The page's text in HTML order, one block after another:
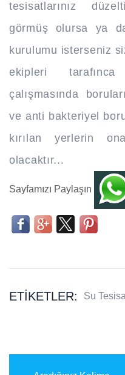
tesisatlarınız
görmüş olursa ya
kurulumu isterseniz
ekipleri tarafınca
çalışmasında
ve anti bakteriyel
kırılan yerlerin
olacaktır...
Sayfamızı Paylaşın
ETIKETLER: Su